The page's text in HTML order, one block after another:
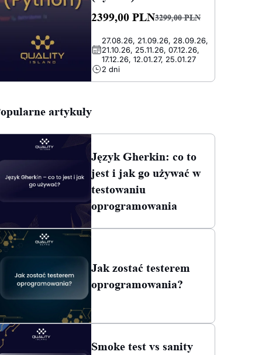
3299,00PLN
cena
wynosiła:
3299,00 PLN.
2399,00 PLN
cena
wynosi:
2399,00 PLN.
27.08.26, 21.09.26, 28.09.26,
21.10.26, 25.11.26, 07.12.26,
17.12.26, 12.01.27, 25.01.27
2 dni
artykuły
Język Gherkin: co to
jest i jak go używać w
testowaniu
oprogramowania
Jak zostać testerem
oprogramowania?
Smoke test vs sanity